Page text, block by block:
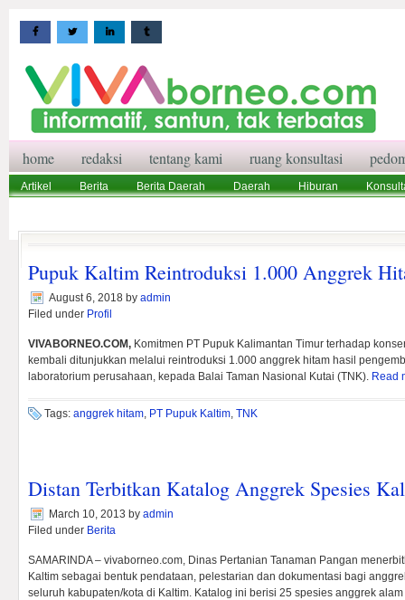
home redaksi tentang kami ruang konsultasi
Artikel Berita Berita Daerah Daerah Hiburan
Pupuk Kaltim Reintroduksi 1.000 Anggrek
August 6, 2018 by admin
Filed under Profil
VIVABORNEO.COM, Komitmen PT Pupuk Kalimantan Timur terhadap
kembali ditunjukkan melalui reintroduksi 1.000 anggrek hitam hasil
laboratorium perusahaan, kepada Balai Taman Nasional Kutai (TNK). Read
Tags: anggrek hitam, PT Pupuk Kaltim, TNK
Distan Terbitkan Katalog Anggrek Spesies
March 10, 2013 by admin
Filed under Berita
SAMARINDA – vivaborneo.com, Dinas Pertanian Tanaman Pangan
Kaltim sebagai bentuk pendataan, pelestarian dan dokumentasi bagi
seluruh kabupaten/kota di Kaltim. Katalog ini berisi 25 spesies anggrek